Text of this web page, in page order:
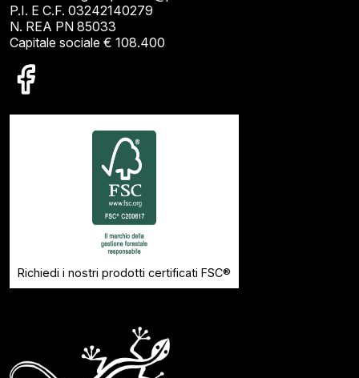
P.I. E C.F. 03242140279
N. REA PN 85033
Capitale sociale € 108.400
Richiedi i nostri prodotti certificati FSC®